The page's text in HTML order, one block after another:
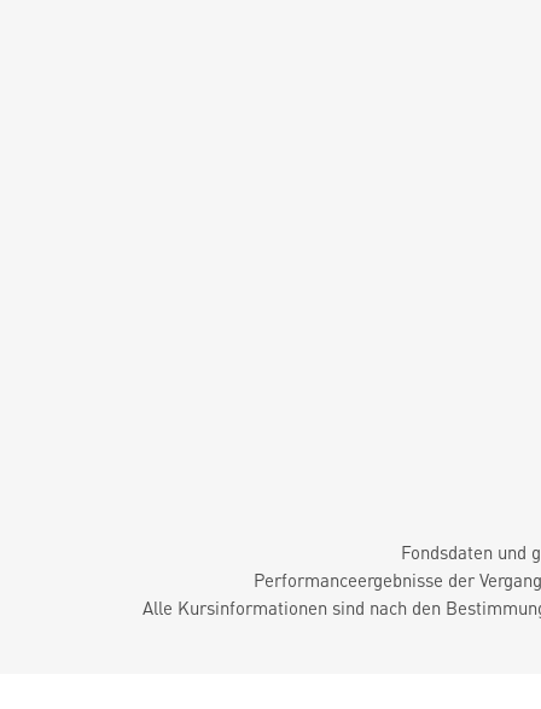
Fondsdaten und
Performanceergebnisse der
Alle Kursinformationen sind nach den